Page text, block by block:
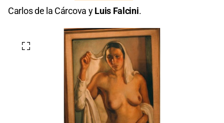
Carlos de la Cárcova yLuis Falcini.